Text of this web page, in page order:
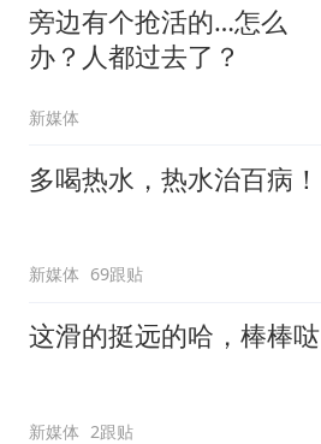
旁边有个抢活的…怎么
办？人都过去了？
新媒体
多喝热水，热水治百病！
新媒体 69跟贴
这滑的挺远的哈，棒棒哒
新媒体 2跟贴